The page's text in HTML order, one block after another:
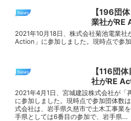
News
【196団
業社がRE
2021年10月18日、株式会社菊池電業社
Action」に参加しました。現時点で参
News
【116団
社がRE
2021年4月1日、宮城建設株式会社が「
に参加しました。現時点で参加団体数
式会社は、岩手県久慈市で土木工事業
手県としては6番目の参加で、岩手県...